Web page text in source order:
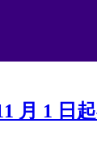
月 1 日